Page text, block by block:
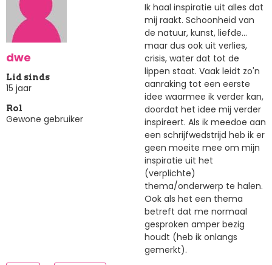
dwe
Lid sinds
15 jaar
Rol
Gewone gebruiker
Ik haal inspiratie uit alles dat
mij raakt. Schoonheid van
de natuur, kunst, liefde...
maar dus ook uit verlies,
crisis, water dat tot de
lippen staat. Vaak leidt zo'n
aanraking tot een eerste
idee waarmee ik verder kan,
doordat het idee mij verder
inspireert. Als ik meedoe aan
een schrijfwedstrijd heb ik er
geen moeite mee om mijn
inspiratie uit het
(verplichte)
thema/onderwerp te halen.
Ook als het een thema
betreft dat me normaal
gesproken amper bezig
houdt (heb ik onlangs
gemerkt).